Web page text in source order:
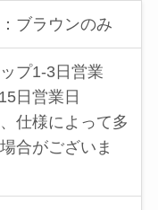
ブラウンのみ
プ1-3日営業
日営業日
仕様によって多
合がございま